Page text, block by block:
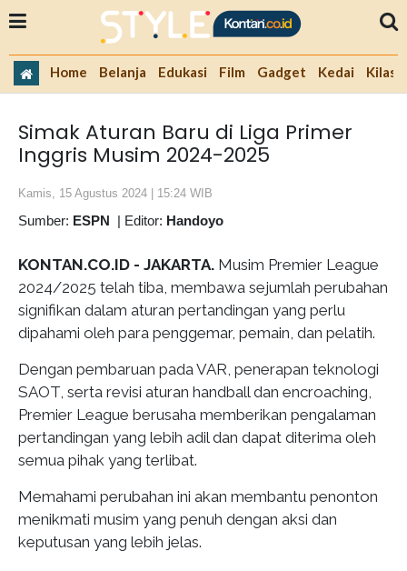
Home Belanja Edukasi Film Gadget Kedai Kilas
Simak Aturan Baru di Liga Primer
Inggris Musim 2024-2025
Kamis, 15 Agustus 2024 | 15:24 WIB
Sumber: ESPN | Editor: Handoyo
KONTAN.CO.ID - JAKARTA. Musim Premier League
2024/2025 telah tiba, membawa sejumlah perubahan
signifikan dalam aturan pertandingan yang perlu
dipahami oleh para penggemar, pemain, dan pelatih.
Dengan pembaruan pada VAR, penerapan teknologi
SAOT, serta revisi aturan handball dan encroaching,
Premier League berusaha memberikan pengalaman
pertandingan yang lebih adil dan dapat diterima oleh
semua pihak yang terlibat.
Memahami perubahan ini akan membantu penonton
menikmati musim yang penuh dengan aksi dan
keputusan yang lebih jelas.